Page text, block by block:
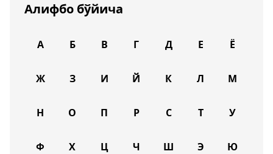
Алифбо бўйича
А Б В Г Д Е Ё
Ж З И Й К Л М
Н О П Р С Т У
Ф Х Ц Ч Ш Э Ю